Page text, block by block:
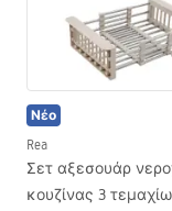
τρόπος να
μαγείρεμα,
μαχαιροπίρουνα
Νέο
Rea
Σετ αξεσουάρ
κουζίνας 3